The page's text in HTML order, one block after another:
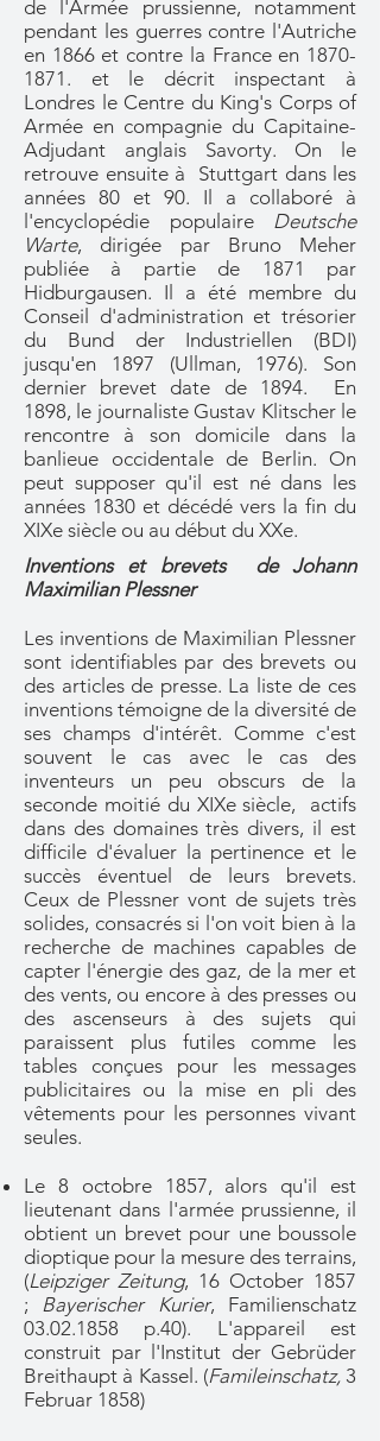
de l'Armée prussienne, notamment
pendant les guerres contre l'Autriche
en 1866 et contre la France en 1870-
1871 . et le décrit inspectant à
Londres le Centre du King's Corps of
Armée en compagnie du Capitaine-
Adjudant anglais Savorty. On le
retrouve ensuite à Stuttgart dans les
années 80 et 90. Il a collaboré à
l'encyclopédie populaire Deutsche
Warte, dirigée par Bruno Meher
publiée à partie de 1871 par
Hidburgausen. Il a été membre du
Conseil d'administration et trésorier
du Bund der Industriellen (BDI)
jusqu'en 1897 (Ullman, 1976). Son
dernier brevet date de 1894. En
1898, le journaliste Gustav Klitscher le
rencontre à son domicile dans la
banlieue occidentale de Berlin. On
peut supposer qu'il est né dans les
années 1830 et décédé vers la fin du
XIXe siècle ou au début du XXe.
Inventions et brevets de Johann
Maximilian Plessner
Les inventions de Maximilian Plessner
sont identifiables par des brevets ou
des articles de presse. La liste de ces
inventions témoigne de la diversité de
ses champs d'intérêt. Comme c'est
souvent le cas avec le cas des
inventeurs un peu obscurs de la
seconde moitié du XIXe siècle, actifs
dans des domaines très divers, il est
difficile d'évaluer la pertinence et le
succès éventuel de leurs brevets.
Ceux de Plessner vont de sujets très
solides, consacrés si l'on voit bien à la
recherche de machines capables de
capter l'énergie des gaz, de la mer et
des vents, ou encore à des presses ou
des ascenseurs à des sujets qui
paraissent plus futiles comme les
tables conçues pour les messages
publicitaires ou la mise en pli des
vêtements pour les personnes vivant
seules.
Le 8 octobre 1857, alors qu'il est
lieutenant dans l'armée prussienne, il
obtient un brevet pour une boussole
dioptique pour la mesure des terrains,
(Leipziger Zeitung, 16 October 1857
; Bayerischer Kurier, Familienschatz
03.02.1858 p.40). L'appareil est
construit par l'Institut der Gebrüder
Breithaupt à Kassel. (Famileinschatz,3
Februar 1858)